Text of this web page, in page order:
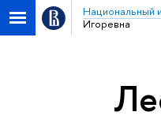
Национальный
Игоревна